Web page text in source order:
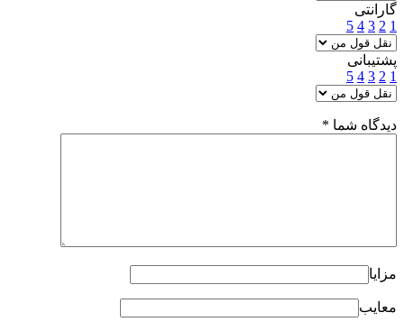
گارانتی
1
2
3
4
5
پشتیبانی
1
2
3
4
5
دیدگاه شما *
مزایا
معایب